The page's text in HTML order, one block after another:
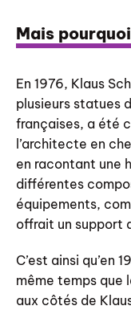
Mais
En 1976, Klaus
plusieurs statues
françaises, a été
l’architecte en
en racontant une
différentes
équipements,
offrait un support
C’est ainsi qu’en
même temps que
aux côtés de